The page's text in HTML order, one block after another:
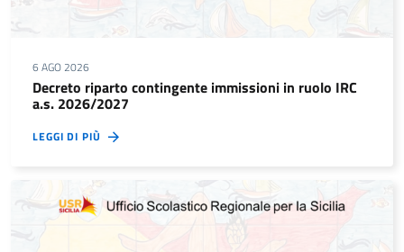
6 AGO 2026
Decreto riparto contingente immissioni in ruolo IRC
a.s. 2026/2027
LEGGI DI PIÙ